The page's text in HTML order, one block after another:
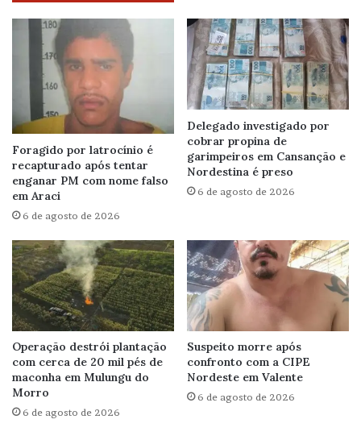
Foragido por latrocínio é
recapturado após tentar
enganar PM com nome falso
em Araci
6 de agosto de 2026
Delegado investigado por
cobrar propina de
garimpeiros em Cansanção e
Nordestina é preso
6 de agosto de 2026
Operação destrói plantação
com cerca de 20 mil pés de
maconha em Mulungu do
Morro
6 de agosto de 2026
Suspeito morre após
confronto com a CIPE
Nordeste em Valente
6 de agosto de 2026